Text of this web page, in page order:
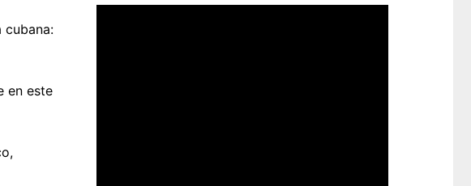
cubana:
en este